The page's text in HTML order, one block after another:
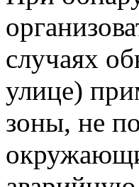
случаях
улице)
зоны, не